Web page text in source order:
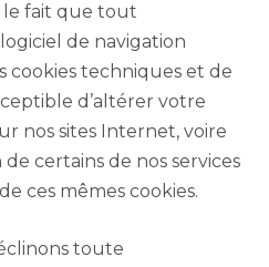
le fait que tout
de navigation
cookies techniques et de
d’altérer votre
nos sites Internet, voire
certains de nos services
ces mêmes cookies.
toute